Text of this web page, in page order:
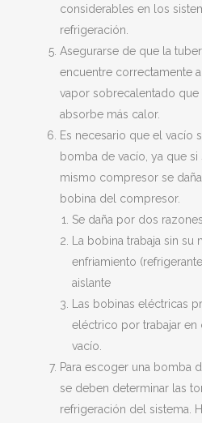
considerables en los
refrigeración.
Asegurarse de que la
encuentre correctamente
vapor sobrecalentado
absorbe más calor.
Es necesario que el vacío
bomba de vacío, ya que si
mismo compresor se
bobina del compresor.
Se daña por dos
La bobina trabaja sin su
enfriamiento
aislante
Las bobinas eléctricas
eléctrico por trabajar
vacío.
Para escoger una bomba
se deben determinar las
refrigeración del sistema.